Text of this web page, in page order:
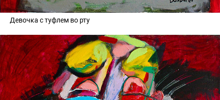
Девочка с туфлем во рту